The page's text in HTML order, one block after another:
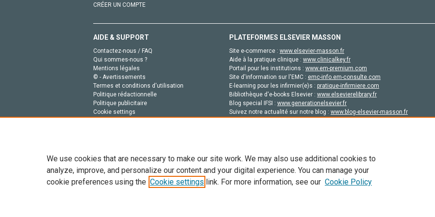
CRÉER UN COMPTE
AIDE & SUPPORT
Contactez-nous / FAQ
Qui sommes-nous ?
Mentions légales
© - Avertissements
Termes et conditions d'utilisation
Politique rédactionnelle
Politique publicitaire
Cookie settings
PLATEFORMES ELSEVIER MASSON
Site e-commerce : www.elsevier-masson.fr
Aide à la pratique clinique : www.clinicalkey.fr
Portail pour les institutions : www.em-premium.com
Site d'information sur l'EMC : emc-info.em-consulte.com
E-learning pour les infirmier(e)s : pratique-infirmiere.com
Bibliothèque d'e-books Elsevier : www.elsevierelibrary.fr
Blog special IFSI : www.generationelsevier.fr
Suivez notre actualité sur notre blog : www.blog-elsevier-masson.fr
Tout le contenu de ce site: Copyright © 2026 Elsevier, ses concédants de licence et ses contributeurs. Tout les droits sont réservés,
de données, a la formation en IA et aux technologies similaires. Pour tout contenu en libre accès, les conditions de licence
We use cookies that are necessary to make our site work. We may also use additional cookies to
analyze, improve, and personalize our content and your digital experience. You can manage your
cookie preferences using the Cookie settings link. For more information, see our Cookie Policy